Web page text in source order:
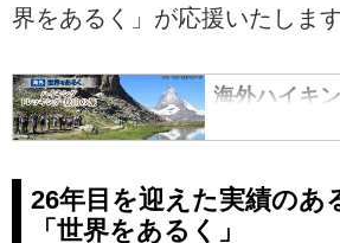
界をあるく」が応援いたします
海外ハイキ
グ・登山ツ
特集ページ
26年目を迎えた実績のあ
「世界をあるく」